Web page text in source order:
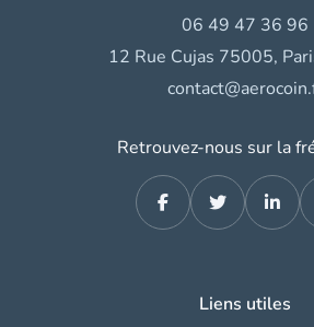
06 49 47 36 96
12 Rue Cujas 75005,
Retrouvez-nous sur la
Liens utiles